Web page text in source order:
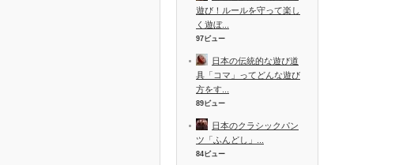
遊び！ルールを守って楽し
く遊ぼ...
97ビュー
日本の伝統的な遊び道
具「コマ」ってどんな遊び
方をす...
89ビュー
日本のクラシックパン
ツ「ふんどし」...
84ビュー